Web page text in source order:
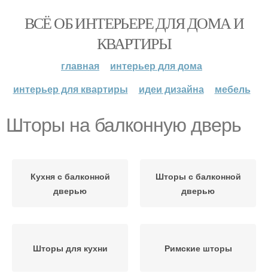
ВСЁ ОБ ИНТЕРЬЕРЕ ДЛЯ ДОМА И
КВАРТИРЫ
главная
интерьер для дома
интерьер для квартиры
идеи дизайна мебель
Шторы на балконную дверь
Кухня с балконной
дверью
Шторы с балконной
дверью
Шторы для кухни Римские шторы